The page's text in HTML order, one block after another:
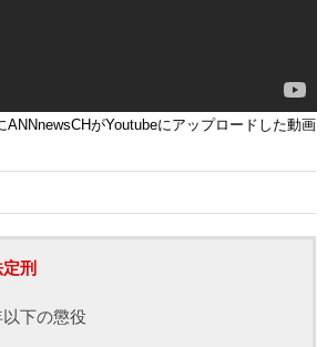
ANNnewsCHがYoutubeにアップロードした動画
刑
下の懲役